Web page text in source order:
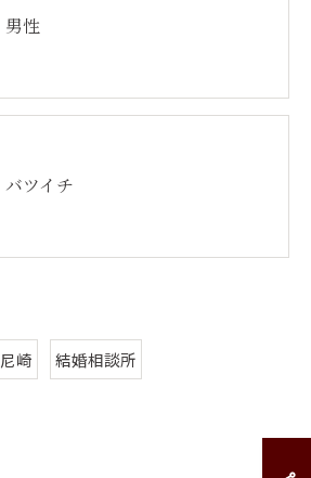
男性
バツイチ
尼崎 結婚相談所